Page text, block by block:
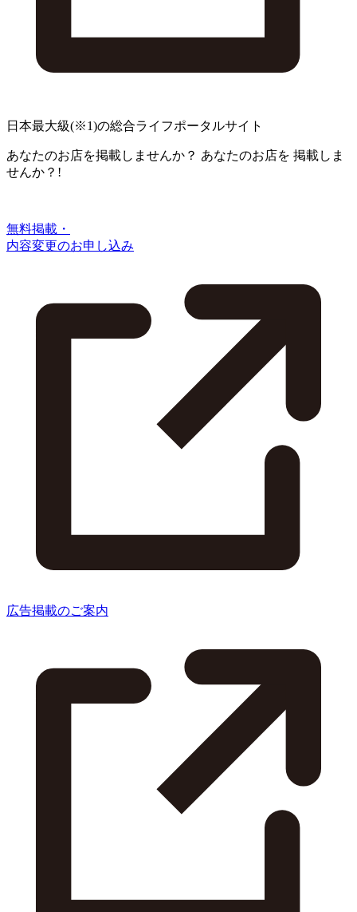
日本最大級(※1)の総合ライフポータルサイト
あなたのお店を掲載しませんか？ あなたのお店を 掲載しま
せんか？!
無料掲載・
内容変更のお申し込み
広告掲載のご案内